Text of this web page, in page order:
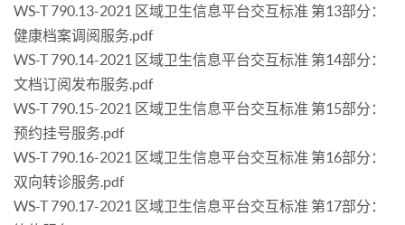
WS-T 790.13-2021 区域卫生信息平台交互标准 第13部分：
健康档案调阅服务.pdf
WS-T 790.14-2021 区域卫生信息平台交互标准 第14部分：
文档订阅发布服务.pdf
WS-T 790.15-2021 区域卫生信息平台交互标准 第15部分：
预约挂号服务.pdf
WS-T 790.16-2021 区域卫生信息平台交互标准 第16部分：
双向转诊服务.pdf
WS-T 790.17-2021 区域卫生信息平台交互标准 第17部分：